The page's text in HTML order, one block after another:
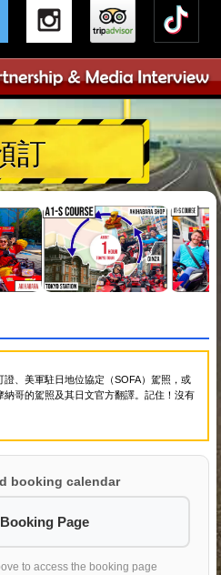
訂
、美軍駐日地位協定（SOFA）駕照，或
哥的駕照及其日文官方翻譯。記住！沒有
booking calendar
Page
to access the booking page